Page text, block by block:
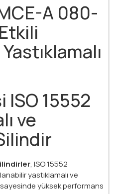
A 080-
ISO 15552
ve
, ISO 15552
yastıklamalı ve
yüksek performans